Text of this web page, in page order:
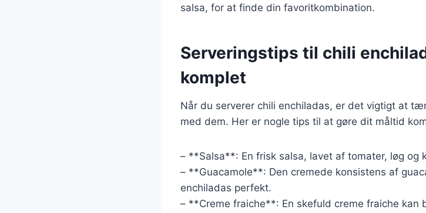
salsa, for at finde din favoritkombination.
Serveringstips til chili
komplet
Når du serverer chili enchiladas, er det vigtigt at
med dem. Her er nogle tips til at gøre dit måltid
– **Salsa**: En frisk salsa, lavet af tomater, løg og
– **Guacamole**: Den cremede konsistens af
enchiladas perfekt.
– **Creme fraiche**: En skefuld creme fraiche kan